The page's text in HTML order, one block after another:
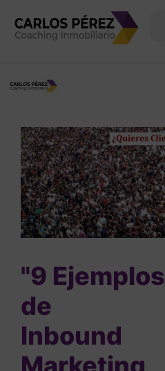
"9 Ejemplos
de
Inbound